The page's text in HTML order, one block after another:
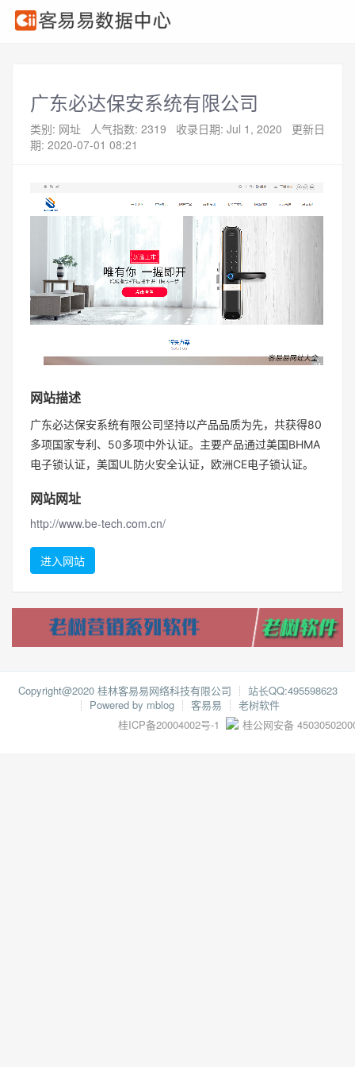
广东必达保安系统有限公司
类别: 网址 人气指数: 2319 收录日期: Jul 1, 2020
更新日
期: 2020-07-01 08:21
网站描述
广东必达保安系统有限公司坚持以产品品质为先，共获得80
多项国家专利、50多项中外认证。主要产品通过美国BHMA
电子锁认证，美国UL防火安全认证，欧洲CE电子锁认证。
网站网址
http://www.be-tech.com.cn/
进入网站
Copyright@2020 桂林客易易网络科技有限公司 ┊ 站长QQ:495598623
┊ Powered by mblog┊ 客易易 ┊ 老树软件
桂ICP备20004002号-1
桂公网安备